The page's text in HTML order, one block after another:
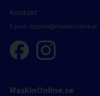
Kontakt
E-post: support@maskinonline.se
MaskinOnline.se